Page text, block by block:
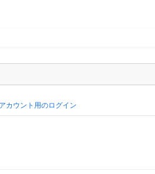
カウント用のログイン